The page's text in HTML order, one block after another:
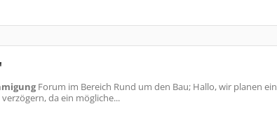
Forum im Bereich Rund um den Bau; Hallo, wir planen ein
da ein mögliche...